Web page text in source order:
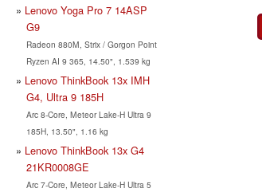
Lenovo Yoga Pro 7 14ASP
G9
Radeon 880M, Strix / Gorgon Point
Ryzen AI 9 365, 14.50", 1.539 kg
Lenovo ThinkBook 13x IMH
G4, Ultra 9 185H
Arc 8-Core, Meteor Lake-H Ultra 9
185H, 13.50", 1.16 kg
Lenovo ThinkBook 13x G4
21KR0008GE
Arc 7-Core, Meteor Lake-H Ultra 5